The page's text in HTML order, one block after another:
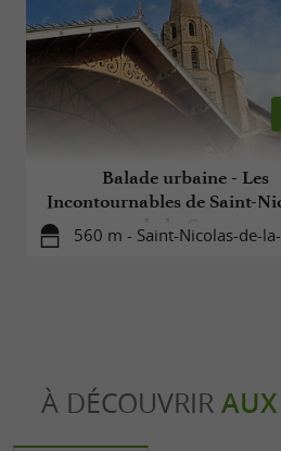
Balade urbaine - Les
Incontournables de Saint-
de-la-Grave
560 m - Saint-Nicolas-de-
À DÉCOUVRIR